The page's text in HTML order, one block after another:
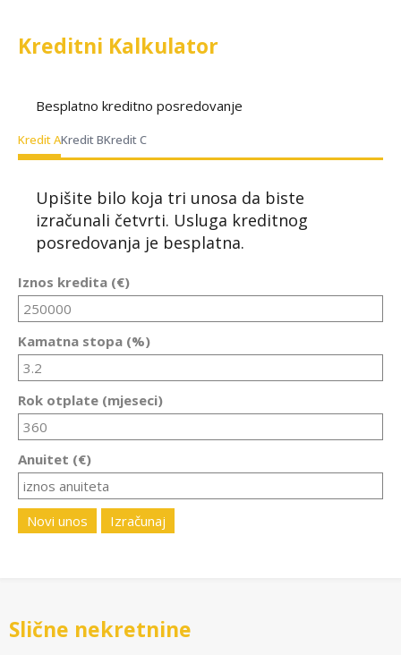
Kreditni Kalkulator
Besplatno kreditno posredovanje
Kredit AKredit BKredit C
Upišite bilo koja tri unosa da biste
izračunali četvrti. Usluga kreditnog
posredovanja je besplatna.
Iznos kredita (€)
Kamatna stopa (%)
Rok otplate (mjeseci)
Anuitet (€)
Novi unos Izračunaj
Slične nekretnine